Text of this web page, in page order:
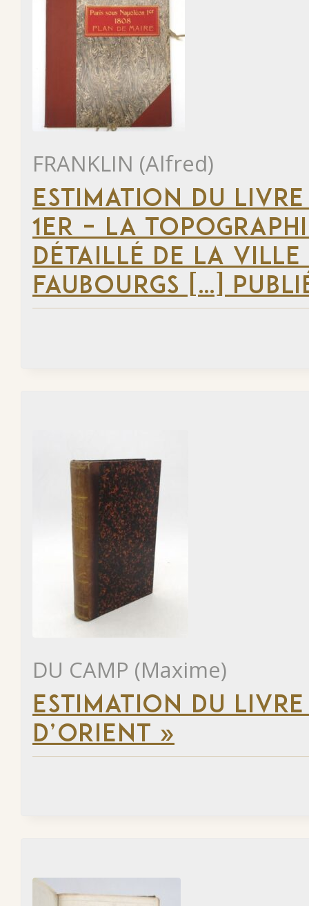
FRANKLIN (Alfred)
ESTIMATION DU
1ER – LA
DÉTAILLÉ DE LA VILLE
FAUBOURGS […]
DU CAMP (Maxime)
ESTIMATION DU
D’ORIENT »